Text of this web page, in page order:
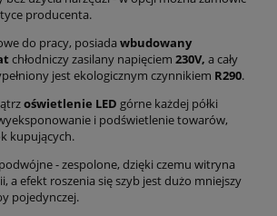
producenta.
do pracy, posiada wbudowany
chłodniczy zasilany napięciem 230V, a cały
jest ekologicznym czynnikiem R290.
oświetlenie LED górne każdej półki
i podświetlenie towarów,
kupujących.
- zespolone, dzięki czemu witryna
a efekt roszenia się szyb jest dużo mniejszy
pojedynczej.